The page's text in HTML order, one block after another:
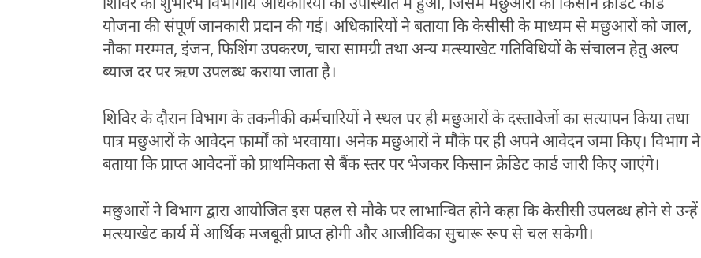
शिविर का शुभारंभ विभागीय अधिकारियों की उपस्थिति में हुआ, जिसमें मछुआरों को किसान क्रेडिट कार्ड
योजना की संपूर्ण जानकारी प्रदान की गई। अधिकारियों ने बताया कि केसीसी के माध्यम से मछुआरों को जाल,
नौका मरम्मत, इंजन, फिशिंग उपकरण, चारा सामग्री तथा अन्य मत्स्याखेट गतिविधियों के संचालन हेतु अल्प
ब्याज दर पर ऋण उपलब्ध कराया जाता है।
शिविर के दौरान विभाग के तकनीकी कर्मचारियों ने स्थल पर ही मछुआरों के दस्तावेजों का सत्यापन किया तथा
पात्र मछुआरों के आवेदन फार्मों को भरवाया। अनेक मछुआरों ने मौके पर ही अपने आवेदन जमा किए। विभाग ने
बताया कि प्राप्त आवेदनों को प्राथमिकता से बैंक स्तर पर भेजकर किसान क्रेडिट कार्ड जारी किए जाएंगे।
मछुआरों ने विभाग द्वारा आयोजित इस पहल से मौके पर लाभान्वित होने कहा कि केसीसी उपलब्ध होने से उन्हें
मत्स्याखेट कार्य में आर्थिक मजबूती प्राप्त होगी और आजीविका सुचारू रूप से चल सकेगी।